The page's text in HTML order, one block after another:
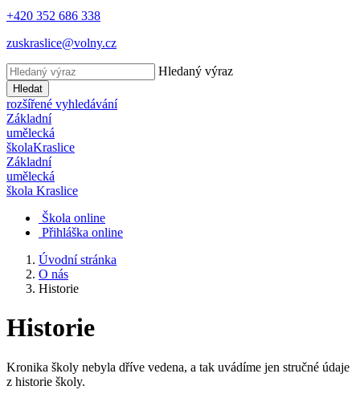
+420 352 686 338
zuskraslice@volny.cz
Hledaný výraz
Hledat
rozšířené vyhledávání
Základní
umělecká
školaKraslice
Základní
umělecká
škola Kraslice
Škola online
Přihláška online
Úvodní stránka
O nás
Historie
Historie
Kronika školy nebyla dříve vedena, a tak uvádíme jen stručné údaje
z historie školy.